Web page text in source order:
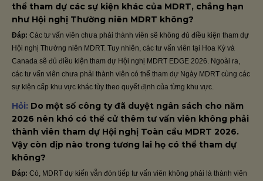
thể tham dự các sự kiện khác của MDRT, chẳng hạn
như Hội nghị Thường niên MDRT không?
Đáp: Các tư vấn viên chưa phải thành viên sẽ không đủ điều kiện tham dự
Hội nghị Thường niên MDRT. Tuy nhiên, các tư vấn viên tại Hoa Kỳ và
Canada sẽ đủ điều kiện tham dự Hội nghị MDRT EDGE 2026. Ngoài ra,
các tư vấn viên chưa phải thành viên có thể tham dự Ngày MDRT cùng các
sự kiện cấp khu vực khác tùy theo quyết định của từng khu vực.
Hỏi: Do một số công ty đã duyệt ngân sách cho năm
2026 nên khó có thể cử thêm tư vấn viên không phải
thành viên tham dự Hội nghị Toàn cầu MDRT 2026.
Vậy còn dịp nào trong tương lai họ có thể tham dự
không?
Đáp: Có, MDRT dự kiến vẫn đón tiếp tư vấn viên không phải là thành viên